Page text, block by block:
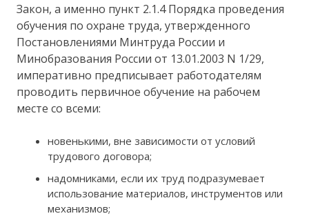
Закон, а именно пункт 2.1.4 Порядка проведения
обучения по охране труда, утвержденного
Постановлениями Минтруда России и
Минобразования России от 13.01.2003 N 1/29,
императивно предписывает работодателям
проводить первичное обучение на рабочем
месте со всеми:
новенькими, вне зависимости от условий
трудового договора;
надомниками, если их труд подразумевает
использование материалов, инструментов или
механизмов;